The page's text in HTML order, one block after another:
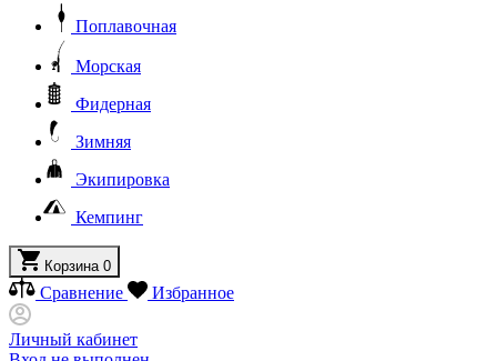
Поплавочная
Морская
Фидерная
Зимняя
Экипировка
Кемпинг
Корзина 0
Сравнение Избранное
Личный кабинет